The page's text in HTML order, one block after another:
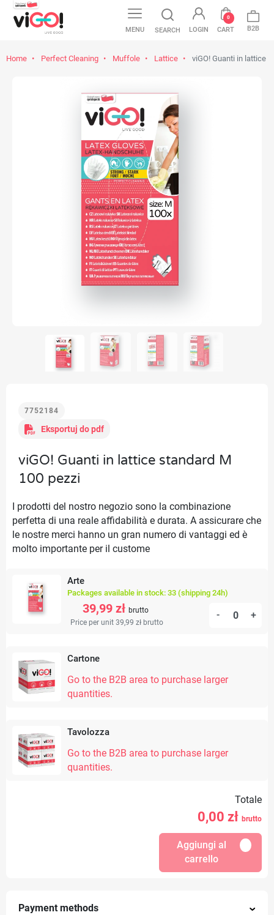
MENU SEARCH LOGIN CART
0
B2B
Home Perfect Cleaning Muffole Lattice viGO! Guanti in lattice
7752184
Eksportuj do pdf
viGO! Guanti in lattice standard M
100 pezzi
I prodotti del nostro negozio sono la combinazione
perfetta di una reale affidabilità e durata. A assicurare che
le nostre merci hanno un gran numero di vantaggi ed è
molto importante per il custome
Arte
Packages available in stock: 33 (shipping 24h)
39,99 zł brutto
Price per unit 39,99 zł brutto
- +
Cartone
Go to the B2B area to purchase larger
quantities.
Tavolozza
Go to the B2B area to purchase larger
quantities.
Totale
0,00 zł brutto
Aggiungi al
carrello
Payment methods